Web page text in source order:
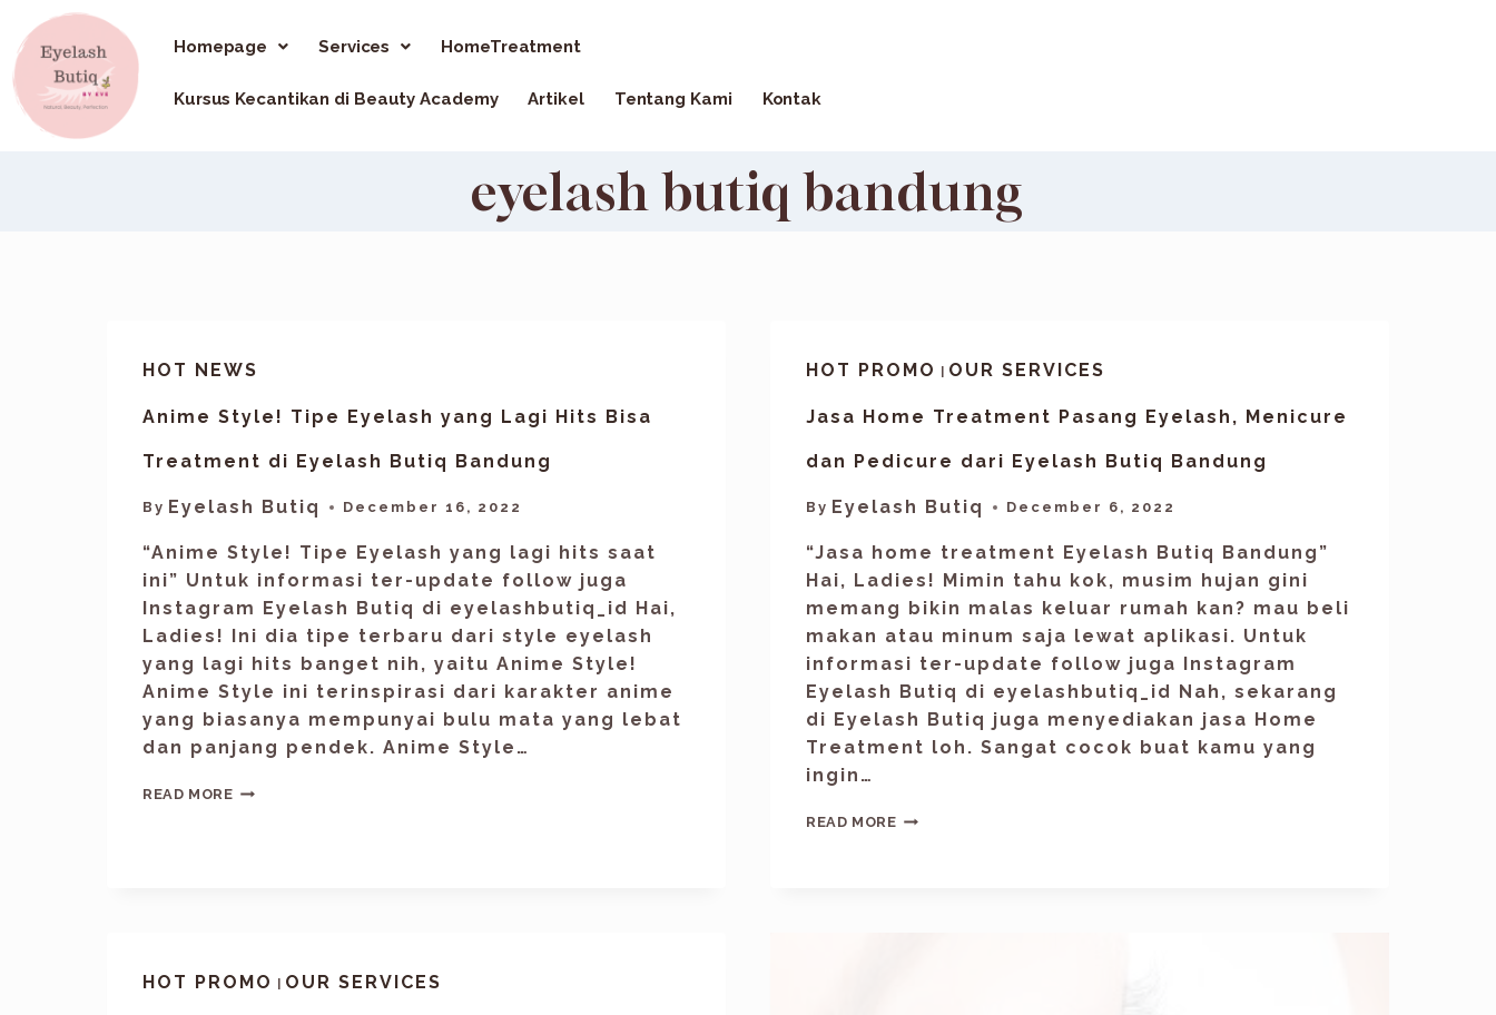
Homepage Services HomeTreatment
Kursus Kecantikan di Beauty Academy Artikel Tentang Kami Kontak
eyelash butiq bandung
HOT NEWS
Anime Style! Tipe Eyelash yang Lagi Hits Bisa
Treatment di Eyelash Butiq Bandung
By Eyelash Butiq December 16, 2022
“Anime Style! Tipe Eyelash yang lagi hits saat
ini” Untuk informasi ter-update follow juga
Instagram Eyelash Butiq di eyelashbutiq_id Hai,
Ladies! Ini dia tipe terbaru dari style eyelash
yang lagi hits banget nih, yaitu Anime Style!
Anime Style ini terinspirasi dari karakter anime
yang biasanya mempunyai bulu mata yang lebat
dan panjang pendek. Anime Style…
READ MORE
HOT PROMO OUR SERVICES
Jasa Home Treatment Pasang Eyelash, Menicure
dan Pedicure dari Eyelash Butiq Bandung
By Eyelash Butiq December 6, 2022
“Jasa home treatment Eyelash Butiq Bandung”
Hai, Ladies! Mimin tahu kok, musim hujan gini
memang bikin malas keluar rumah kan? mau beli
makan atau minum saja lewat aplikasi. Untuk
informasi ter-update follow juga Instagram
Eyelash Butiq di eyelashbutiq_id Nah, sekarang
di Eyelash Butiq juga menyediakan jasa Home
Treatment loh. Sangat cocok buat kamu yang
ingin…
READ MORE
HOT PROMO OUR SERVICES